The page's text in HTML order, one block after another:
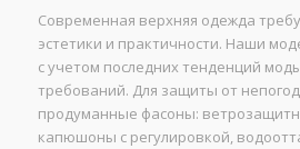
Современная верхняя одежда
эстетики и практичности. Наши
с учетом последних тенденций
требований. Для защиты от
продуманные фасоны:
капюшоны с регулировкой,